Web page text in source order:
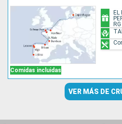
Comidas incluidas
EL
VER MÁS DE